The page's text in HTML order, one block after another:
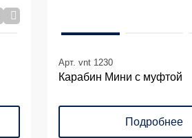
Арт. vnt 1230
Карабин Мини с муфтой
Подробнее